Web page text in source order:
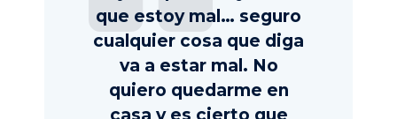
que estoy mal… seguro
cualquier cosa que diga
va a estar mal. No
quiero quedarme en